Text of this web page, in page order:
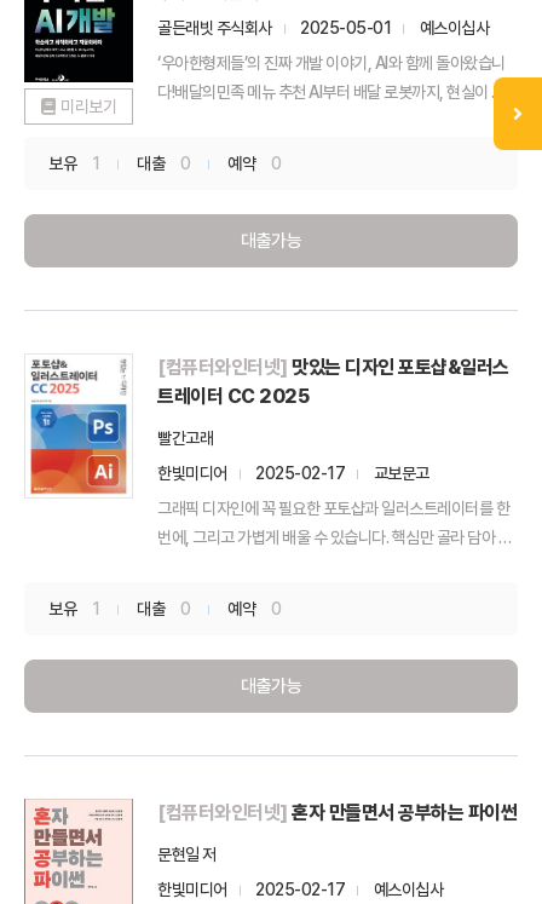
미리보기
골든래빗 주식회사
2025-05-01
예스이십사
‘우아한형제들’의 진짜 개발 이야기, AI와 함께 돌아왔습니
다!배달의민족 메뉴 추천 AI부터 배달 로봇까지, 현실이 ...
보유 1 대출 0 예약 0
대출가능
[컴퓨터와인터넷] 맛있는 디자인 포토샵&일러스
트레이터 CC 2025
빨간고래
한빛미디어
2025-02-17
교보문고
그래픽 디자인에 꼭 필요한 포토샵과 일러스트레이터를 한
번에, 그리고 가볍게 배울 수 있습니다. 핵심만 골라 담아 부
보유 1 대출 0 예약 0
대출가능
[컴퓨터와인터넷] 혼자 만들면서 공부하는 파이썬
문현일 저
한빛미디어
2025-02-17
예스이십사